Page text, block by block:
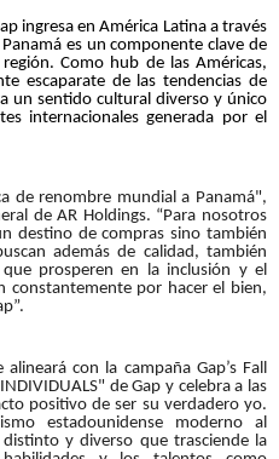
ingresa en América Latina a través
es un componente clave de
Como hub de las Américas,
escaparate de las tendencias de
un sentido cultural diverso y único
internacionales generada por el
de renombre mundial a Panamá",
de AR Holdings. “Para nosotros
destino de compras sino también
además de calidad, también
prosperen en la inclusión y el
constantemente por hacer el bien,
con la campaña Gap’s Fall
de Gap y celebra a las
positivo de ser su verdadero yo.
estadounidense moderno al
y diverso que trasciende la